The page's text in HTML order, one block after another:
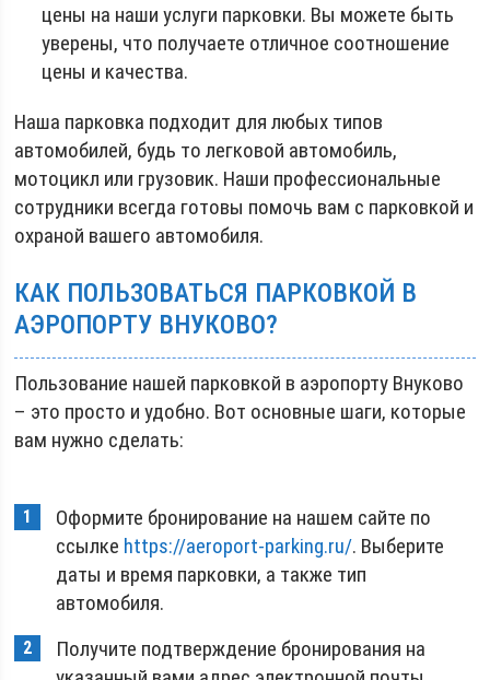
цены на наши услуги парковки. Вы можете быть
уверены, что получаете отличное соотношение
цены и качества.
Наша парковка подходит для любых типов
автомобилей, будь то легковой автомобиль,
мотоцикл или грузовик. Наши профессиональные
сотрудники всегда готовы помочь вам с парковкой и
охраной вашего автомобиля.
КАК ПОЛЬЗОВАТЬСЯ ПАРКОВКОЙ В
АЭРОПОРТУ ВНУКОВО?
Пользование нашей парковкой в аэропорту Внуково
– это просто и удобно. Вот основные шаги, которые
вам нужно сделать:
Оформите бронирование на нашем сайте по
ссылке https://aeroport-parking.ru/. Выберите
даты и время парковки, а также тип
автомобиля.
Получите подтверждение бронирования на